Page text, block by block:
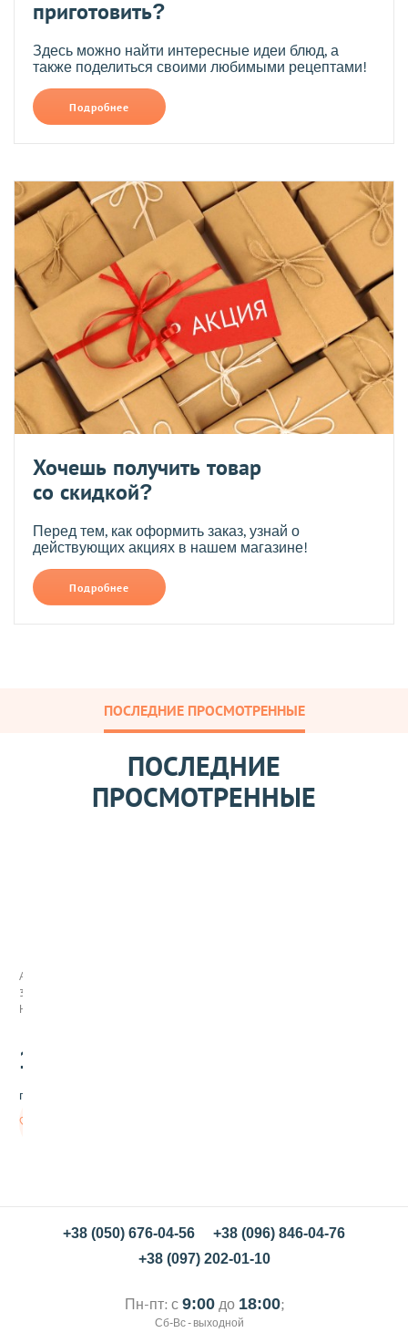
приготовить?
Здесь можно найти интересные идеи блюд, а
также поделиться своими любимыми рецептами!
Подробнее
Хочешь получить товар
со скидкой?
Перед тем, как оформить заказ, узнай о
действующих акциях в нашем магазине!
Подробнее
ПОСЛЕДНИЕ ПРОСМОТРЕННЫЕ
ПОСЛЕДНИЕ
ПРОСМОТРЕННЫЕ
ы
п
к
и
к
Ф
е
Арт:
373008
Нет в наличии
100
грн/кг
+38 (050) 676-04-56
+38 (096) 846-04-76
+38 (097) 202-01-10
Пн-пт: с 9:00до 18:00;
Сб-Вс - выходной